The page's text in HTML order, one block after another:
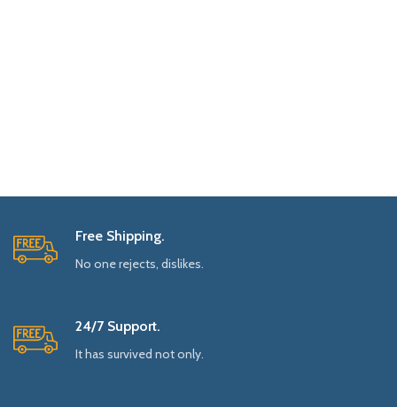
Free Shipping.
No one rejects, dislikes.
24/7 Support.
It has survived not only.